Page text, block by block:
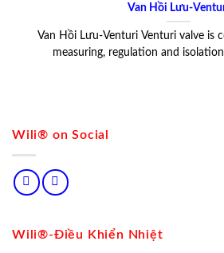
Wili® on Social
Wili®-Điều Khiển Nhiệt
Van Hồi Lưu-
Van Hồi Lưu-Venturi Venturi valve is
measuring, regulation and